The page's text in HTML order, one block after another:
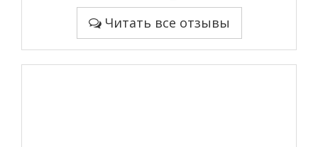
Читать все отзывы